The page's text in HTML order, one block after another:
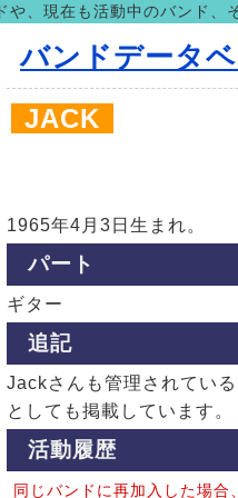
や、現在も活動中のバンド、
バンドデータ
JACK
1965年4月3日生まれ。
パート
ギター
追記
Jackさんも管理されてい
としても掲載しています。
活動履歴
同じバンドに再加入した場合